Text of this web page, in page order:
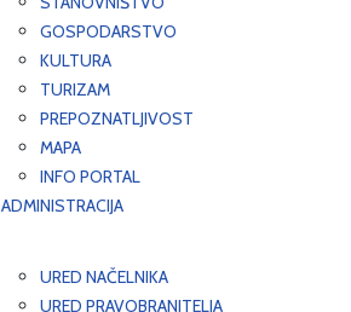
GOSPODARSTVO
KULTURA
TURIZAM
PREPOZNATLJIVOST
MAPA
INFO PORTAL
ADMINISTRACIJA
URED NAČELNIKA
URED PRAVOBRANITELJA